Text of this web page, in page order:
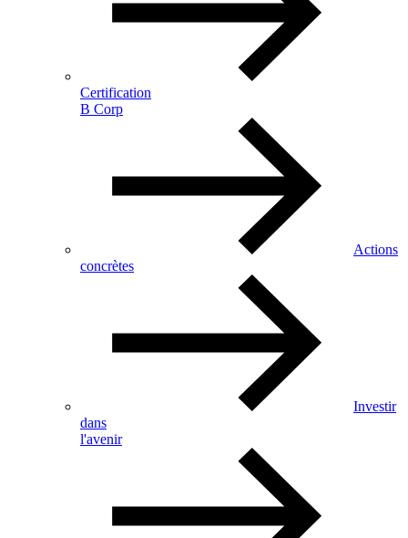
Certification
B Corp
Actions
concrètes
Investir
dans
l'avenir